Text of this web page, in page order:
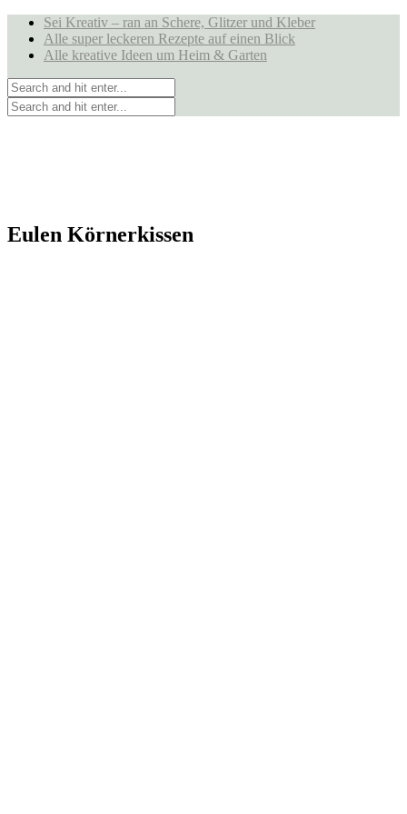
Sei Kreativ – ran an Schere, Glitzer und Kleber
Alle super leckeren Rezepte auf einen Blick
Alle kreative Ideen um Heim & Garten
Eulen Körnerkissen